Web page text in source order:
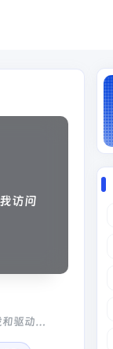
访问
驱动一